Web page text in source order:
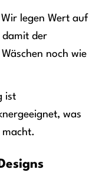
Wir legen Wert auf
damit der
noch wie
ist
was
macht.